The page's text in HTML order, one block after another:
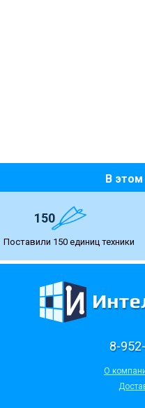
В
150
Поставили 150 единиц техники
8-
О